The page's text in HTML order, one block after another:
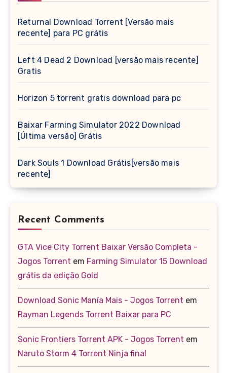
Returnal Download Torrent [Versão mais
recente] para PC grátis
Left 4 Dead 2 Download [versão mais recente]
Gratis
Horizon 5 torrent gratis download para pc
Baixar Farming Simulator 2022 Download
[Última versão] Grátis
Dark Souls 1 Download Grátis[versão mais
recente]
Recent Comments
GTA Vice City Torrent Baixar Versão Completa -
Jogos Torrent em Farming Simulator 15 Download
grátis da edição Gold
Download Sonic Manía Mais - Jogos Torrent em
Rayman Legends Torrent Baixar para PC
Sonic Frontiers Torrent APK - Jogos Torrent em
Naruto Storm 4 Torrent Ninja final